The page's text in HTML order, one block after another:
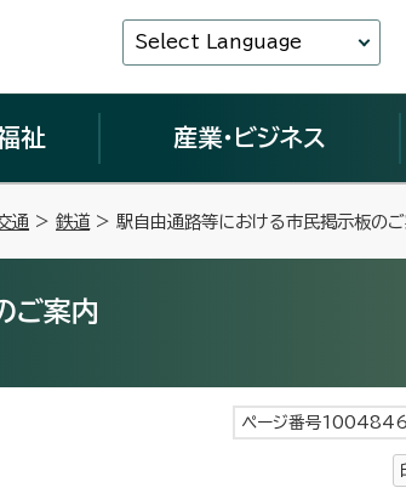
Select Language
祉 産業・ビジネス
通 > 鉄道 > 駅自由通路等における市民掲示板の
ご案内
ページ番号1004846